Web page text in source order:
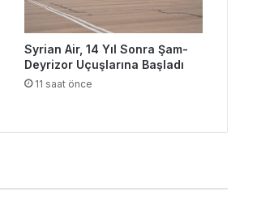
Syrian Air, 14 Yıl Sonra Şam-
Deyrizor Uçuşlarına Başladı
11 saat önce